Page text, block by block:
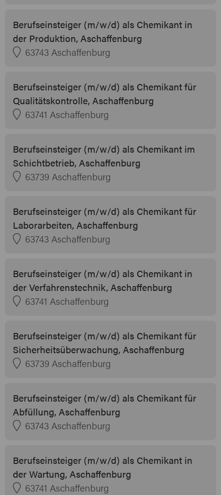
Berufseinsteiger (m/w/d) als Chemikant in
der Produktion, Aschaffenburg
63743 Aschaffenburg
Berufseinsteiger (m/w/d) als Chemikant für
Qualitätskontrolle, Aschaffenburg
63741 Aschaffenburg
Berufseinsteiger (m/w/d) als Chemikant im
Schichtbetrieb, Aschaffenburg
63739 Aschaffenburg
Berufseinsteiger (m/w/d) als Chemikant für
Laborarbeiten, Aschaffenburg
63743 Aschaffenburg
Berufseinsteiger (m/w/d) als Chemikant in
der Verfahrenstechnik, Aschaffenburg
63741 Aschaffenburg
Berufseinsteiger (m/w/d) als Chemikant für
Sicherheitsüberwachung, Aschaffenburg
63739 Aschaffenburg
Berufseinsteiger (m/w/d) als Chemikant für
Abfüllung, Aschaffenburg
63743 Aschaffenburg
Berufseinsteiger (m/w/d) als Chemikant in
der Wartung, Aschaffenburg
63741 Aschaffenburg